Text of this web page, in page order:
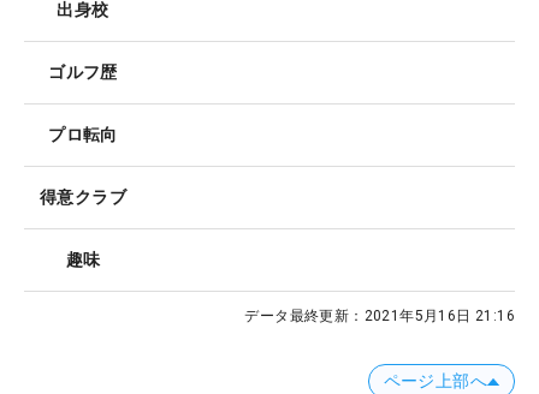
出身校
ゴルフ歴
プロ転向
得意クラブ
趣味
データ最終更新： 2021年5月16日 21:16
ページ上部へ